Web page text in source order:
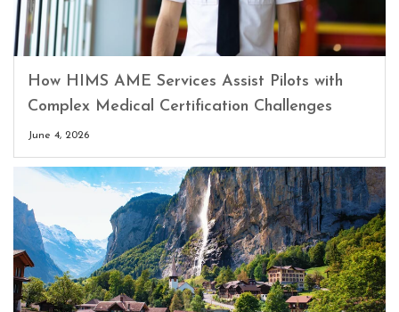
How HIMS AME Services Assist Pilots with
Complex Medical Certification Challenges
June 4, 2026